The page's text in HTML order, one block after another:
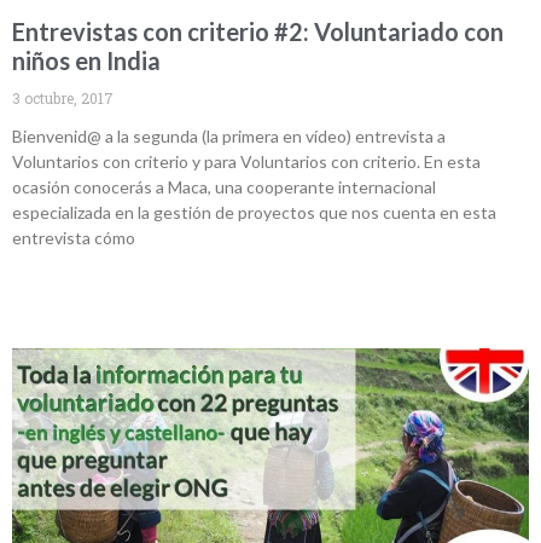
Entrevistas con criterio #2: Voluntariado con
niños en India
3 octubre, 2017
Bienvenid@ a la segunda (la primera en vídeo) entrevista a
Voluntarios con criterio y para Voluntarios con criterio. En esta
ocasión conocerás a Maca, una cooperante internacional
especializada en la gestión de proyectos que nos cuenta en esta
entrevista cómo